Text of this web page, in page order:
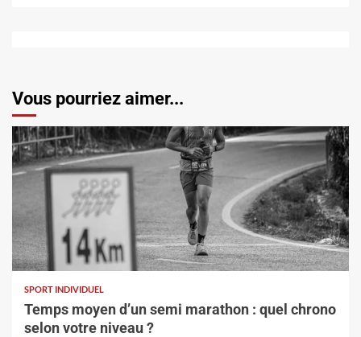
Vous pourriez aimer...
SPORT INDIVIDUEL
Temps moyen d’un semi marathon : quel chrono
selon votre niveau ?